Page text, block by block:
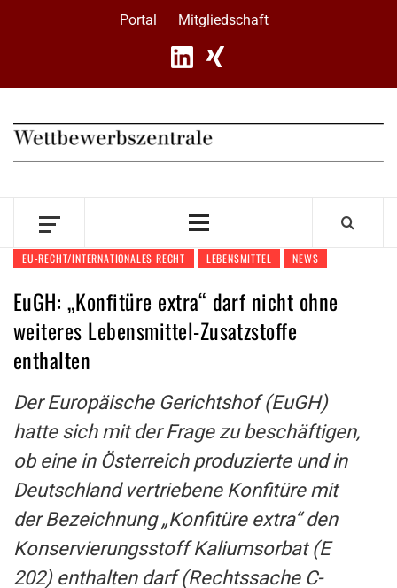
Portal Mitgliedschaft
Primary
EU-RECHT/INTERNATIONALES RECHT LEBENSMITTEL NEWS
EuGH: „Konfitüre extra“ darf nicht ohne
weiteres Lebensmittel-Zusatzstoffe
enthalten
Der Europäische Gerichtshof (EuGH)
hatte sich mit der Frage zu beschäftigen,
ob eine in Österreich produzierte und in
Deutschland vertriebene Konfitüre mit
der Bezeichnung „Konfitüre extra“ den
Konservierungsstoff Kaliumsorbat (E
202) enthalten darf (Rechtssache C-